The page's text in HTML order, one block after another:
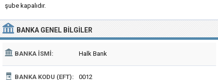
şube kapalıdır.
BANKA GENEL BILGILER
BANKA İSMI: Halk Bank
BANKA KODU (EFT): 0012